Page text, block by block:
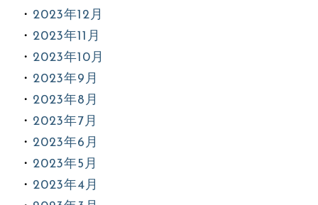
2023年12月
2023年11月
2023年10月
2023年9月
2023年8月
2023年7月
2023年6月
2023年5月
2023年4月